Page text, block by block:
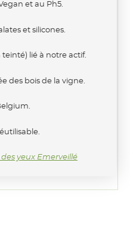
et au Ph5.
et silicones.
lié à notre actif.
des bois de la vigne.
yeux Emerveillé